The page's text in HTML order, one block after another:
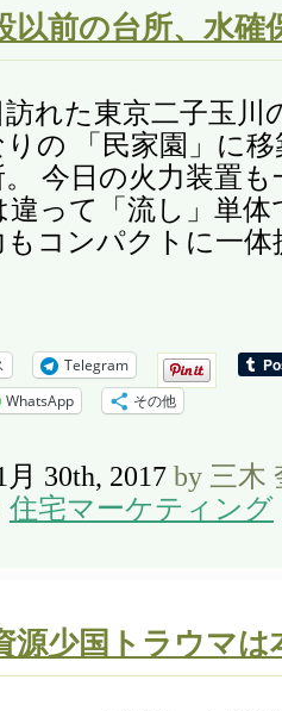
以前の台所、水
れた東京二子玉川
の 「民家園」に
。 今日の火力装置
違って「流し」単体
もコンパクトに一
Telegram
WhatsApp その他
月 30th, 2017 by 三木
住宅マーケティング
源少国トラウマ